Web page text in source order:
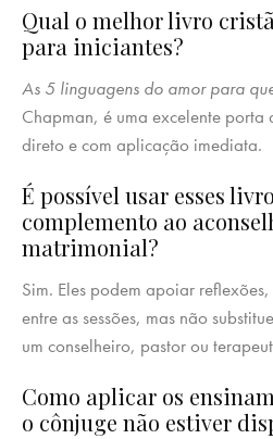
Qual o melhor livro
para iniciantes?
As 5 linguagens do amor para
Chapman, é uma excelente porta
direto e com aplicação imediata.
É possível usar esses
complemento ao
matrimonial?
Sim. Eles podem apoiar
entre as sessões, mas não
um conselheiro, pastor ou
Como aplicar os
o cônjuge não estiver